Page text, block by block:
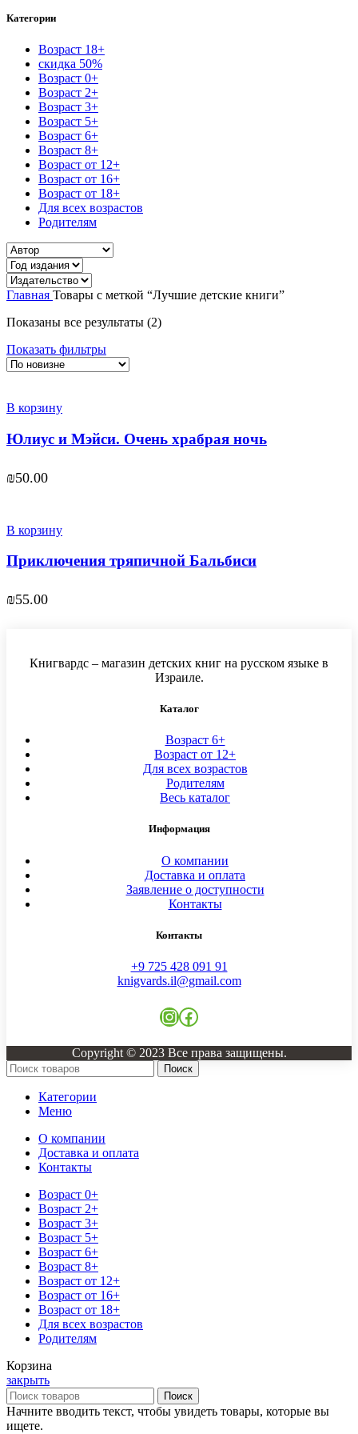
Категории
Возраст 18+
скидка 50%
Возраст 0+
Возраст 2+
Возраст 3+
Возраст 5+
Возраст 6+
Возраст 8+
Возраст от 12+
Возраст от 16+
Возраст от 18+
Для всех возрастов
Родителям
Главная Товары с меткой “Лучшие детские книги”
Показаны все результаты (2)Сортировка:
Показать фильтры
В корзину
Юлиус и Мэйси. Очень храбрая ночь
₪50.00
В корзину
Приключения тряпичной Бальбиси
₪55.00
Книгвардс – магазин детских книг на русском языке в
Израиле.
Каталог
Возраст 6+
Возраст от 12+
Для всех возрастов
Родителям
Весь каталог
Информация
О компании
Доставка и оплата
Заявление о доступности
Контакты
Контакты
+9 725 428 091 91
knigvards.il@gmail.com
Instagram
Facebook
Copyright © 2023 Все права защищены.
Поиск
Категории
Меню
О компании
Доставка и оплата
Контакты
Возраст 0+
Возраст 2+
Возраст 3+
Возраст 5+
Возраст 6+
Возраст 8+
Возраст от 12+
Возраст от 16+
Возраст от 18+
Для всех возрастов
Родителям
Корзина
закрыть
Поиск
Начните вводить текст, чтобы увидеть товары, которые вы
ищете.